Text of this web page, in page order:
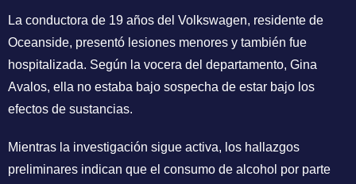
La conductora de 19 años del Volkswagen, residente de
Oceanside, presentó lesiones menores y también fue
hospitalizada. Según la vocera del departamento, Gina
Avalos, ella no estaba bajo sospecha de estar bajo los
efectos de sustancias.
Mientras la investigación sigue activa, los hallazgos
preliminares indican que el consumo de alcohol por parte